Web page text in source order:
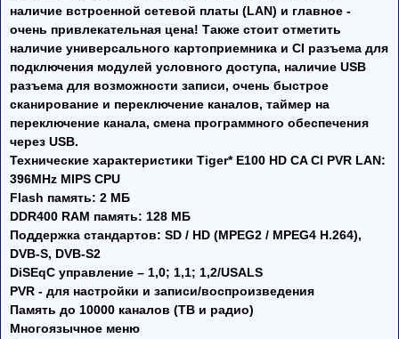
наличие встроенной сетевой платы (LAN) и главное -
очень привлекательная цена! Также стоит отметить
наличие универсального картоприемника и CI разъема для
подключения модулей условного доступа, наличие USB
разъема для возможности записи, очень быстрое
сканирование и переключение каналов, таймер на
переключение канала, смена программного обеспечения
через USB.
Технические характеристики Tiger* E100 HD CA CI PVR LAN:
396MHz MIPS CPU
Flash память: 2 МБ
DDR400 RAM память: 128 МБ
Поддержка стандартов: SD / HD (MPEG2 / MPEG4 H.264),
DVB-S, DVB-S2
DiSEqC управление – 1,0; 1,1; 1,2/USALS
PVR - для настройки и записи/воспроизведения
Память до 10000 каналов (ТВ и радио)
Многоязычное меню